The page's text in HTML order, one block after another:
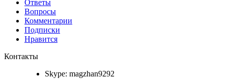
Ответы
Вопросы
Комментарии
Подписки
Нравится
Контакты
Skype: magzhan9292